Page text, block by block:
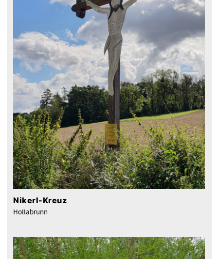
Nikerl-Kreuz
Hollabrunn